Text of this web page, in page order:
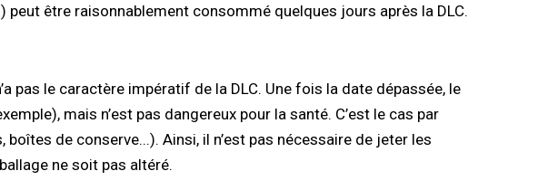
être raisonnablement consommé quelques jours après la DLC.
pas le caractère impératif de la DLC. Une fois la date dépassée, le
mais n’est pas dangereux pour la santé. C’est le cas par
de conserve...). Ainsi, il n’est pas nécessaire de jeter les
ne soit pas altéré.